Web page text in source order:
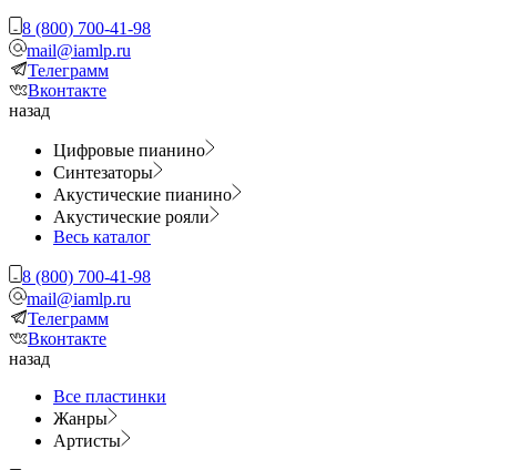
8 (800) 700-41-98
mail@iamlp.ru
Телеграмм
Вконтакте
назад
Цифровые пианино
Синтезаторы
Акустические пианино
Акустические рояли
Весь каталог
8 (800) 700-41-98
mail@iamlp.ru
Телеграмм
Вконтакте
назад
Все пластинки
Жанры
Артисты